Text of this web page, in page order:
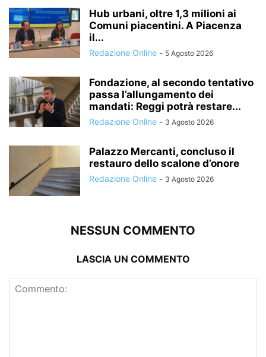
Hub urbani, oltre 1,3 milioni ai
Comuni piacentini. A Piacenza
il...
Redazione Online - 5 Agosto 2026
Fondazione, al secondo tentativo
passa l’allungamento dei
mandati: Reggi potrà restare...
Redazione Online - 3 Agosto 2026
Palazzo Mercanti, concluso il
restauro dello scalone d’onore
Redazione Online - 3 Agosto 2026
NESSUN COMMENTO
LASCIA UN COMMENTO